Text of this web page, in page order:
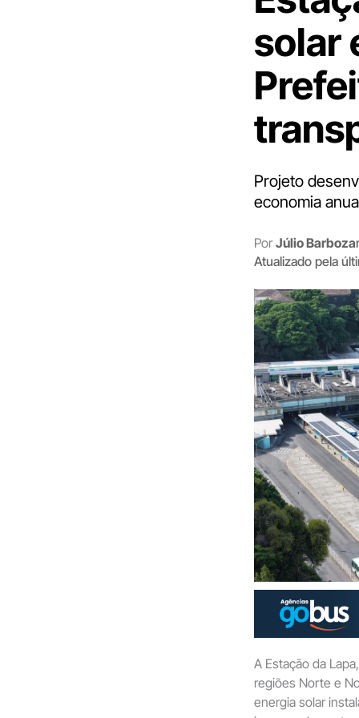
solar
Projeto
economia
Por Júlio Barboza
Atualizado pela
A Estação da
regiões Norte e
energia solar